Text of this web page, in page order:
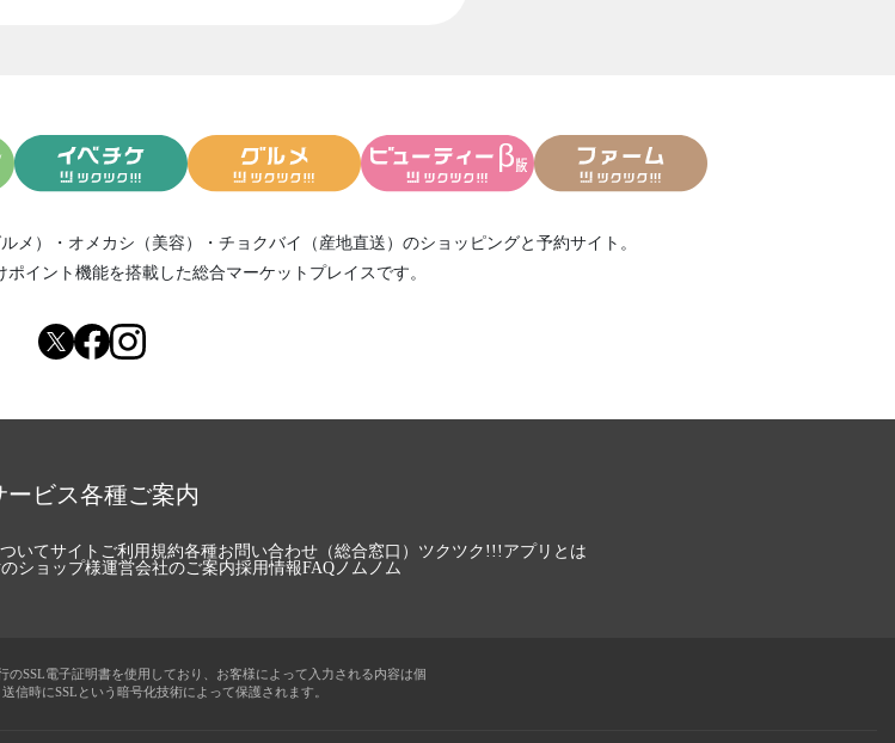
メ） ・ オメカシ（美容） ・ チョクバイ（産地直送） のショッピングと予約サイト。
ポイント機能を搭載した総合マーケットプレイスです。
ービス各種ご案内
いてサイトご利用規約各種お問い合わせ（総合窓口） ツクツク!!!アプリとは
ショップ様運営会社のご案内採用情報FAQノムノム
のSSL電子証明書を使用しており、お客様によって入力される内容は個
信時にSSLという暗号化技術によって保護されます。